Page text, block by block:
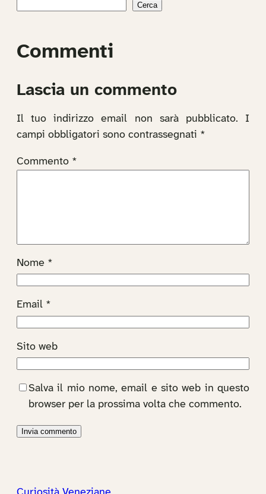
Cerca
Commenti
Lascia un commento
Il tuo indirizzo email non sarà pubblicato.
I
campi obbligatori sono contrassegnati *
Commento *
Nome *
Email *
Sito web
Salva il mio nome, email e sito web in questo
browser per la prossima volta che commento.